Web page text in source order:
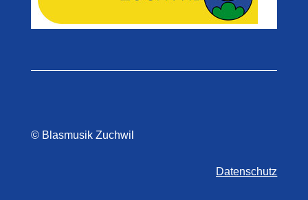
© Blasmusik Zuchwil
Datenschutz